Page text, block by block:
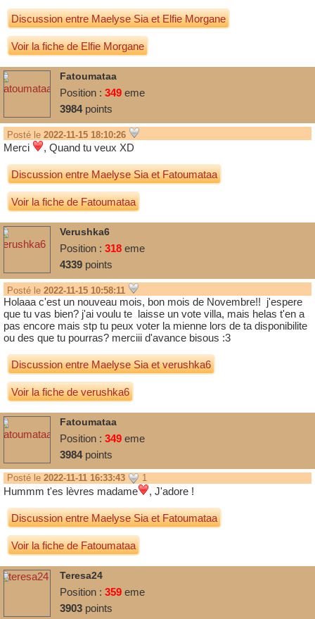
Discussion entreMaelyse SiaetElfie Morgane
Voir la fiche de Elfie Morgane
Fatoumataa
Position : 349 eme
3984points
Posté le 2022-11-15 18:10:26
Merci , Quand tu veux XD
Discussion entreMaelyse SiaetFatoumataa
Voir la fiche de Fatoumataa
Verushka6
Position : 318 eme
4339 points
Posté le 2022-11-15 10:58:11
Holaaa c'est un nouveau mois, bon mois de Novembre!! j'espere
que tu vas bien? j'ai voulu te laisse un vote villa, mais helas t'en a
pas encore mais stp tu peux voter la mienne lors de ta disponibilite
ou des que tu pourras? merciii d'avance bisous :3
Discussion entreMaelyse Siaetverushka6
Voir la fiche de verushka6
Fatoumataa
Position : 349 eme
3984points
Posté le 2022-11-11 16:33:43 1
Hummm t'es lèvres madame , J'adore !
Discussion entreMaelyse SiaetFatoumataa
Voir la fiche de Fatoumataa
Teresa24
Position : 359 eme
3903 points